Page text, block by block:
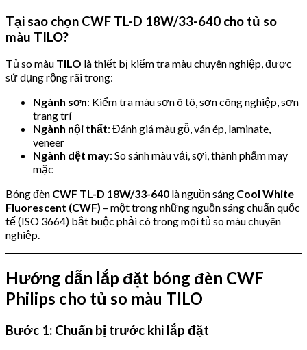
Tại sao chọn CWF TL-D 18W/33-640 cho tủ so
màu TILO?
Tủ so màu TILO là thiết bị kiểm tra màu chuyên nghiệp, được
sử dụng rộng rãi trong:
Ngành sơn: Kiểm tra màu sơn ô tô, sơn công nghiệp, sơn
trang trí
Ngành nội thất: Đánh giá màu gỗ, ván ép, laminate,
veneer
Ngành dệt may: So sánh màu vải, sợi, thành phẩm may
mặc
Bóng đèn CWF TL-D 18W/33-640 là nguồn sáng Cool White
Fluorescent (CWF) – một trong những nguồn sáng chuẩn quốc
tế (ISO 3664) bắt buộc phải có trong mọi tủ so màu chuyên
nghiệp.
Hướng dẫn lắp đặt bóng đèn CWF
Philips cho tủ so màu TILO
Bước 1: Chuẩn bị trước khi lắp đặt